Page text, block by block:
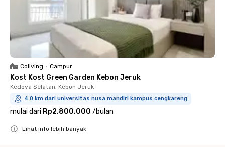
Coliving • Campur
Kost Kost Green Garden Kebon Jeruk
Kedoya Selatan, Kebon Jeruk
4.0 km dari universitas nusa mandiri kampus cengkareng
mulai dari Rp2.800.000 /bulan
Lihat info lebih banyak